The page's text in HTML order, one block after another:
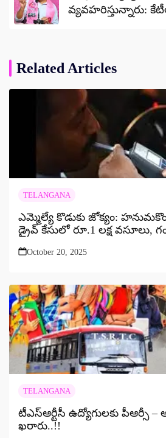
వ్యవహరిస్తున్నారు:
Related Articles
TELANGANA
ఎమ్మెల్యే కొడుకు జోక్యం:
డ్రైవ్ కేసులో రూ.1 లక్ష వసూలు,
October 20, 2025
TELANGANA
టీఎస్‌ఆర్టీసీ ఉద్యోగులకు పీఆర్సీ –
ఖరారు..!!